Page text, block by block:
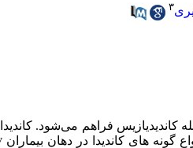
۳
فراهم می‌شود. کاندیدا
های کاندیدا در دهان بیماران